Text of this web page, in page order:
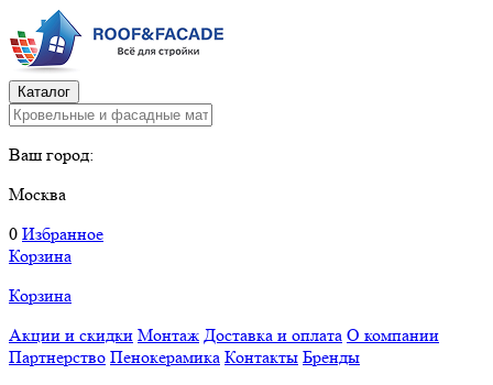
Каталог
Ваш город:
Москва
0 Избранное
Корзина
Корзина
Акции и скидки Монтаж Доставка и оплата О компании
Партнерство Пенокерамика Контакты Бренды